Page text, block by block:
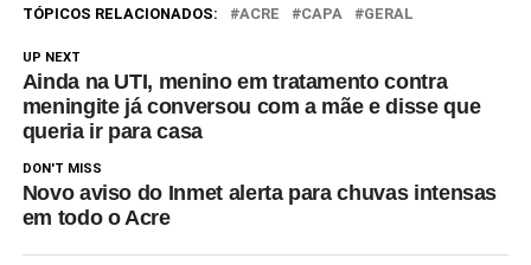
Seleção Brasileira no mundial.
antes…
TÓPICOS RELACIONADOS: ACRE CAPA GERAL
UP NEXT
Ainda na UTI, menino em tratamento contra
meningite já conversou com a mãe e disse que
queria ir para casa
DON'T MISS
Novo aviso do Inmet alerta para chuvas intensas
em todo o Acre